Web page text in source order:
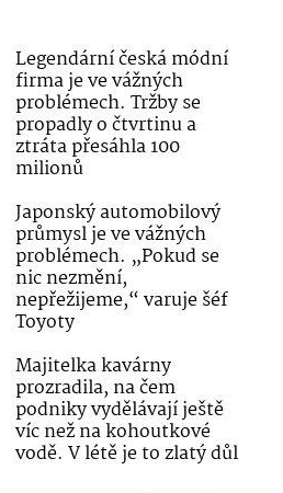
Legendární česká módní
firma je ve vážných
problémech. Tržby se
propadly o čtvrtinu a
ztráta přesáhla 100
milionů
Japonský automobilový
průmysl je ve vážných
problémech. „Pokud se
nic nezmění,
nepřežijeme,“ varuje šéf
Toyoty
Majitelka kavárny
prozradila, na čem
podniky vydělávají ještě
víc než na kohoutkové
vodě. V létě je to zlatý důl